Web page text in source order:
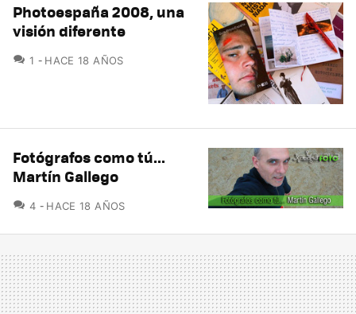
Photoespaña 2008, una
visión diferente
1 COMENTARIOS
HACE 18 AÑOS
Fotógrafos como tú...
Martín Gallego
4 COMENTARIOS
HACE 18 AÑOS